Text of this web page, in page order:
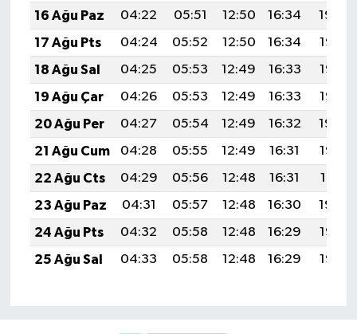
16 Ağu Paz
04:22 05:51 12:50 16:34
19:39
17 Ağu Pts
04:24 05:52 12:50 16:34
19:38
18 Ağu Sal
04:25 05:53 12:49 16:33
19:36
19 Ağu Çar
04:26 05:53 12:49 16:33
19:35
20 Ağu Per
04:27 05:54 12:49 16:32
19:34
21 Ağu Cum
04:28 05:55 12:49 16:31
19:32
22 Ağu Cts
04:29 05:56 12:48 16:31
19:31
23 Ağu Paz
04:31 05:57 12:48 16:30
19:30
24 Ağu Pts
04:32 05:58 12:48 16:29
19:28
25 Ağu Sal
04:33 05:58 12:48 16:29 19:27